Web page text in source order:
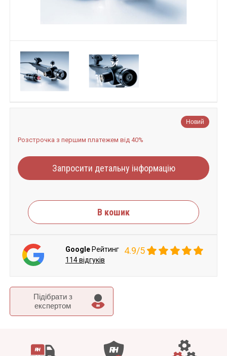
Підібрати з
експертом
Новий
Розстрочка з першим платежем від 40%
Запросити детальну інформацію
В кошик
Google Рейтинг 4.9/5
114 відгуків